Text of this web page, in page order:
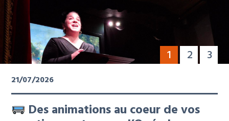
1 2 3
21/07/2026
Des animations au coeur de vos